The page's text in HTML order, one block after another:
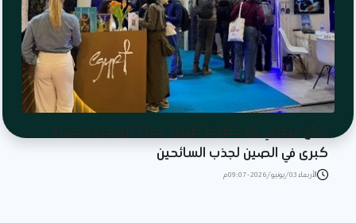
جناح فرعوني و6 خطوط طيران، حملة ترويجية مصرية
كبرى في الصين لجذب السائحين
الأربعاء 03/يونيو/2026 - 09:07 م